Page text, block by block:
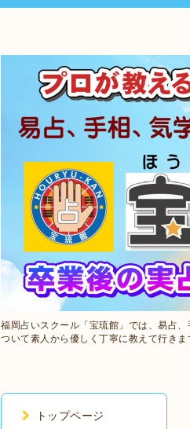
福岡占いスクール「宝琉館」では、易占
ついて素人から優しく丁寧に教えて行きま
トップページ